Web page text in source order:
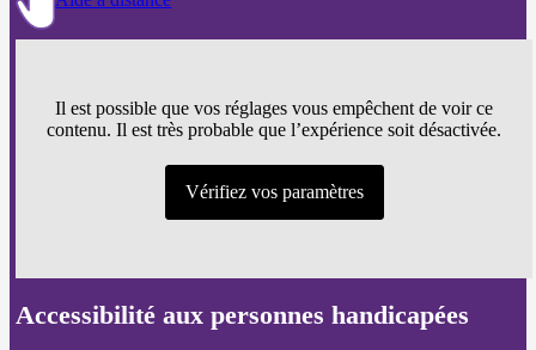
Il est possible que vos réglages vous empêchent de voir ce
contenu. Il est très probable que l’expérience soit désactivée.
Vérifiez vos paramètres
Accessibilité aux personnes handicapées